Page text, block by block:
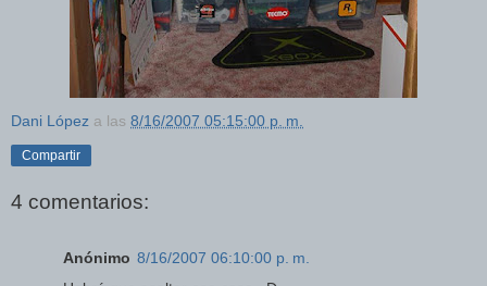
Dani López a las 8/16/2007 05:15:00 p. m.
Compartir
4 comentarios:
Anónimo 8/16/2007 06:10:00 p. m.